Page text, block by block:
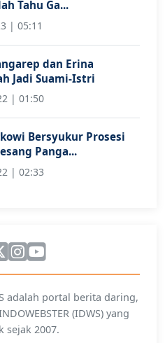
Tahu Ga...
| 05:11
dan Erina
Jadi Suami-Istri
| 01:50
Bersyukur Prosesi
Panga...
| 02:33
adalah portal berita daring,
(IDWS) yang
sejak 2007.